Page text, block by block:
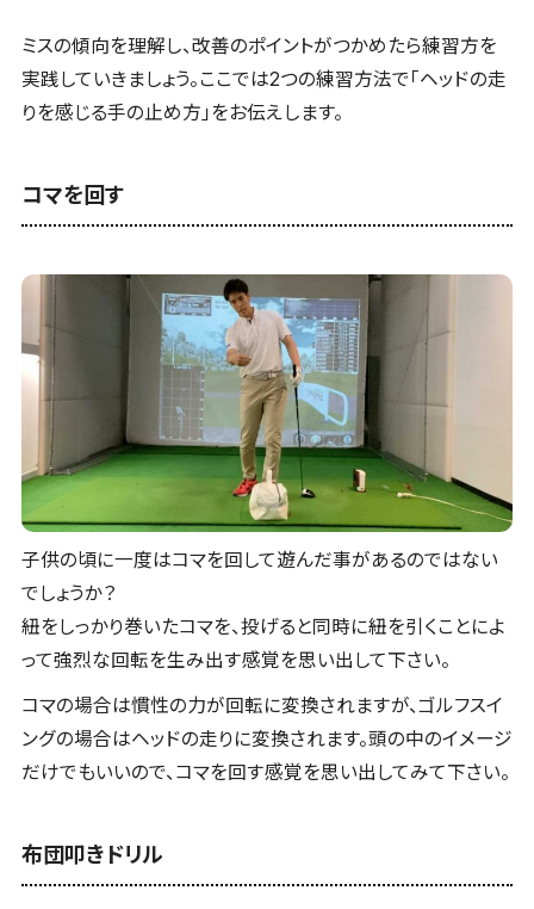
ミスの傾向を理解し、改善のポイントがつかめたら練習方を
実践していきましょう。ここでは2つの練習方法で「ヘッドの走
りを感じる手の止め方」をお伝えします。
コマを回す
子供の頃に一度はコマを回して遊んだ事があるのではない
でしょうか？
紐をしっかり巻いたコマを、投げると同時に紐を引くことによ
って強烈な回転を生み出す感覚を思い出して下さい。
コマの場合は慣性の力が回転に変換されますが、ゴルフスイ
ングの場合はヘッドの走りに変換されます。頭の中のイメージ
だけでもいいので、コマを回す感覚を思い出してみて下さい。
布団叩きドリル